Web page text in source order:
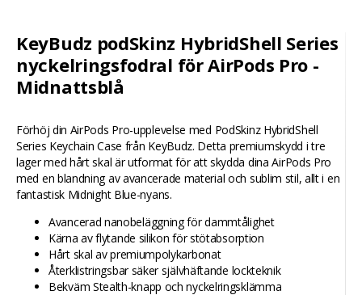
KeyBudz podSkinz HybridShell Series
nyckelringsfodral för AirPods Pro -
Midnattsblå
Förhöj din AirPods Pro-upplevelse med PodSkinz HybridShell
Series Keychain Case från KeyBudz. Detta premiumskydd i tre
lager med hårt skal är utformat för att skydda dina AirPods Pro
med en blandning av avancerade material och sublim stil, allt i en
fantastisk Midnight Blue-nyans.
Avancerad nanobeläggning för dammtålighet
Kärna av flytande silikon för stötabsorption
Hårt skal av premiumpolykarbonat
Återklistringsbar säker självhäftande lockteknik
Bekväm Stealth-knapp och nyckelringsklämma